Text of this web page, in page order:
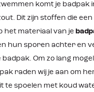
komt je badpak
Dit zijn stoffen die een
het materiaal van je
hun sporen achter en
Om zo lang
raden wij je aan om
te spoelen met koud